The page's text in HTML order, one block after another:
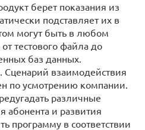
берет показания из
подставляет их в
могут быть в любом
тестового файла до
баз данных.
Сценарий взаимодействия
по усмотрению компании.
различные
абонента и развития
программу в соответствии